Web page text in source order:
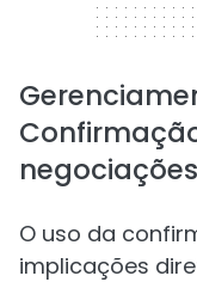
negociações
O uso da
implicações